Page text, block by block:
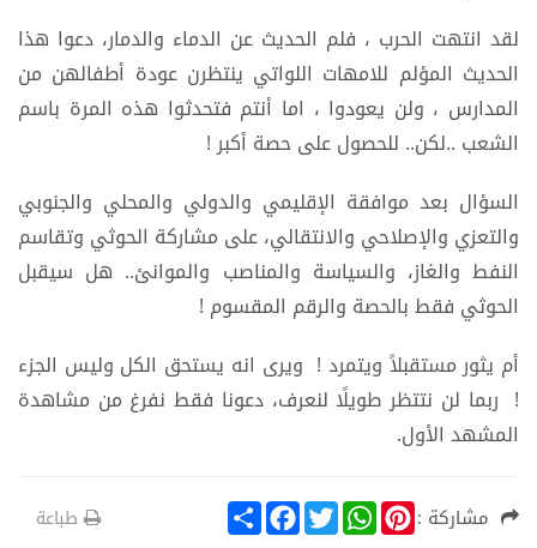
لقد انتهت الحرب ، فلم الحديث عن الدماء والدمار، دعوا هذا
الحديث المؤلم للامهات اللواتي ينتظرن عودة أطفالهن من
المدارس ، ولن يعودوا ، اما أنتم فتحدثوا هذه المرة باسم
الشعب ..لكن.. للحصول على حصة أكبر !
السؤال بعد موافقة الإقليمي والدولي والمحلي والجنوبي
والتعزي والإصلاحي والانتقالي، على مشاركة الحوثي وتقاسم
النفط والغاز، والسياسة والمناصب والموانئ.. هل سيقبل
الحوثي فقط بالحصة والرقم المقسوم !
أم يثور مستقبلاً ويتمرد ! ويرى انه يستحق الكل وليس الجزء
! ربما لن نتتظر طويلًا لنعرف، دعونا فقط نفرغ من مشاهدة
المشهد الأول.
مشاركة : S
h
F
a
T
w
W
h
P
i طباعة